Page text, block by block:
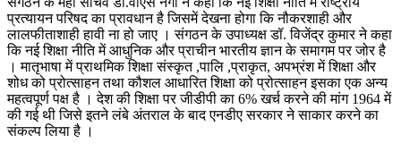
प्रत्यायन परिषद का प्रावधान है जिसमें देखना होगा कि नौकरशाही और
लालफीताशाही हावी ना हो जाए । संगठन के उपाध्यक्ष डॉ. विजेंद्र कुमार ने कहा
कि नई शिक्षा नीति में आधुनिक और प्राचीन भारतीय ज्ञान के समागम पर जोर है
। मातृभाषा में प्राथमिक शिक्षा संस्कृत ,पालि ,प्राकृत, अपभ्रंश में शिक्षा और
शोध को प्रोत्साहन तथा कौशल आधारित शिक्षा को प्रोत्साहन इसका एक अन्य
महत्वपूर्ण पक्ष है । देश की शिक्षा पर जीडीपी का 6% खर्च करने की मांग 1964 में
की गई थी जिसे इतने लंबे अंतराल के बाद एनडीए सरकार ने साकार करने का
संकल्प लिया है ।